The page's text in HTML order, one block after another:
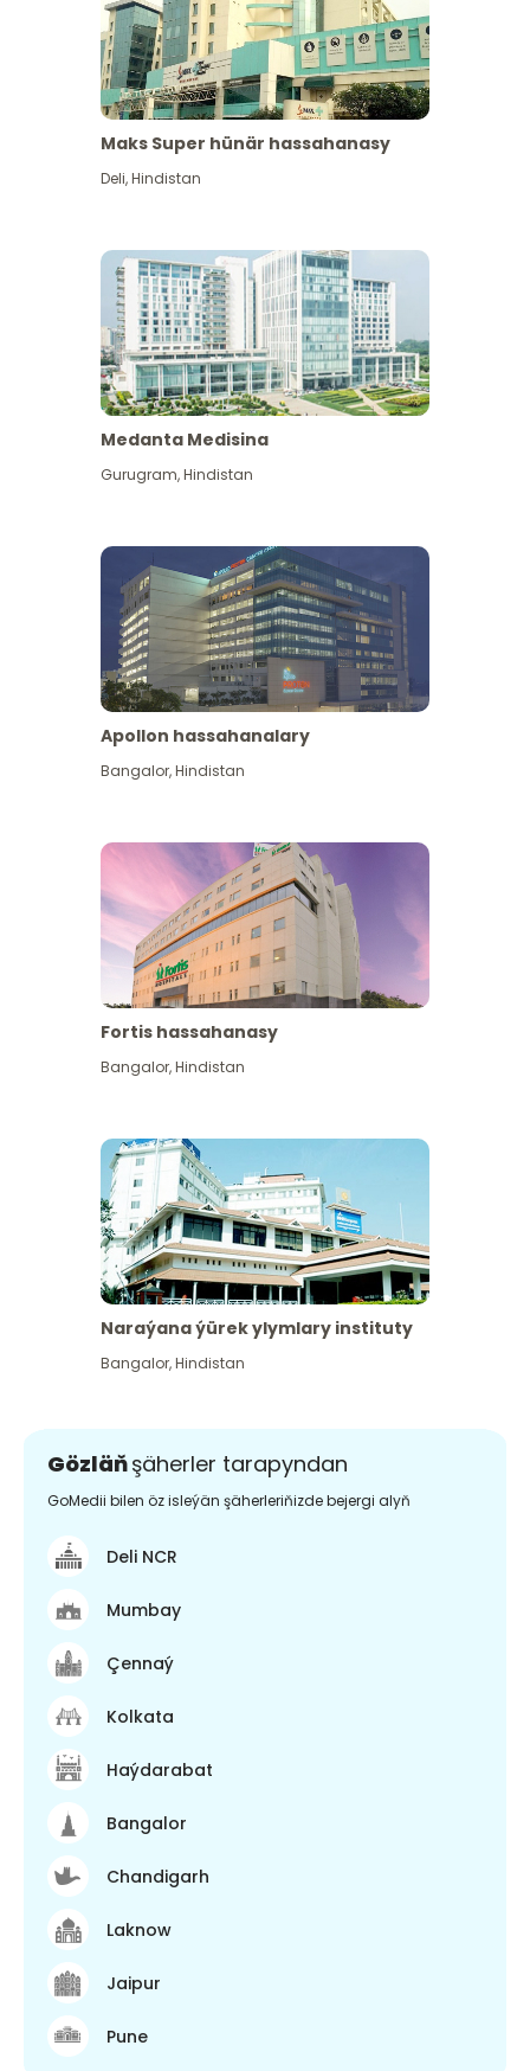
Has giňişleýin gör
Maks Super hünär hassahanasy
Deli,Hindistan
Medanta Medisina
Gurugram,Hindistan
Apollon hassahanalary
Bangalor,Hindistan
Fortis hassahanasy
Bangalor,Hindistan
Naraýana ýürek ylymlary instituty
Bangalor,Hindistan
Gözläňşäherler tarapyndan
GoMedii bilen öz isleýän şäherleriňizde bejergi alyň
Deli NCR
Mumbay
Çennaý
Kolkata
Haýdarabat
Bangalor
Chandigarh
Laknow
Jaipur
Pune